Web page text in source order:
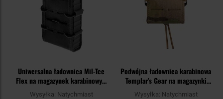
Uniwersalna ładownica Mil-Tec
Flex na magazynek karabinowy -
Black
Wysyłka: Natychmiast
Podwójna ładownica karabinowa
Templar's Gear na magazynki
AR/AK Rifle Pouch - MultiCam
Wysyłka: Natychmiast